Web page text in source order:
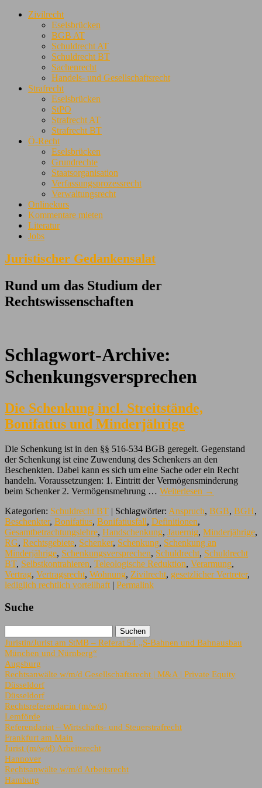
Zivilrecht
Eselsbrücken
BGB AT
Schuldrecht AT
Schuldrecht BT
Sachenrecht
Handels- und Gesellschaftsrecht
Strafrecht
Eselsbrücken
StPO
Strafrecht AT
Strafrecht BT
Ö-Recht
Eselsbrücken
Grundrechte
Staatsorganisation
Verfassungsprozessrecht
Verwaltungsrecht
Onlinekurs
Kommentare mieten
Literatur
Jobs
Juristischer Gedankensalat
Rund um das Studium der
Rechtswissenschaften
Schlagwort-Archive:
Schenkungsversprechen
Die Schenkung incl. Streitstände,
Bonifatius und Minderjährige
Die Schenkung ist in den §§ 516-534 BGB geregelt. Gegenstand
der Schenkung ist eine Zuwendung des Schenkers an den
Beschenkten. Dabei kann es sich um eine Sache oder ein Recht
handeln. Voraussetzungen: 1. Eintritt der Vermögensminderung
beim Schenker 2. Vermögensmehrung … Weiterlesen →
Kategorien: Schuldrecht BT | Schlagwörter: Anspruch, BGB, BGH,
Beschenkter, Bonifatius, Bonifatiusfall, Definitionen,
Gesamtbetrachtungslehre, Handschenkung, Jauernig, Minderjährige,
RG, Rechtsgebiete, Schenker, Schenkung, Schenkung an
Minderjährige, Schenkungsversprechen, Schuldrecht, Schuldrecht
BT, Selbstkontrahieren, Teleologische Reduktion, Verarmung,
Vertrag, Vertragsrecht, Wohnung, Zivilrecht, gesetzlicher Vertreter,
lediglich rechtlich vorteilhaft | Permalink
Suche
Juristin/Jurist am StMB – Referat 54 „S-Bahnen und Bahnausbau
München und Nürnberg“
Augsburg
Rechtsanwälte w/m/d Gesellschaftsrecht | M&A | Private Equity
Düsseldorf
Düsseldorf
Rechtsreferendar:in (m/w/d)
Lemförde
Referendariat – Wirtschafts- und Steuerstrafrecht
Frankfurt am Main
Jurist (m/w/d) Arbeitsrecht
Hannover
Rechtsanwälte w/m/d Arbeitsrecht
Hamburg